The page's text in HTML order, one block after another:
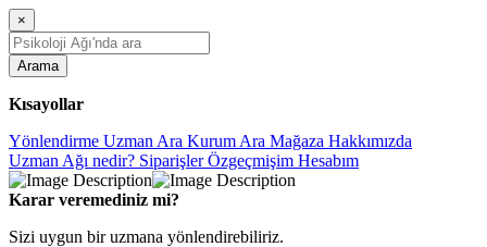
×
Arama
Kısayollar
Yönlendirme Uzman Ara Kurum Ara Mağaza Hakkımızda
Uzman Ağı nedir? SiparişlerÖzgeçmişim Hesabım
Karar veremediniz mi?
Sizi uygun bir uzmana yönlendirebiliriz.